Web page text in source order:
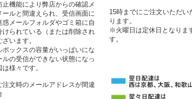
止機能により弊店からの確認メ
ールと間違えられ、受信画面に
惑メールフォルダやゴミ箱に自
けられている（または削除され
います。
ボックスの容量がいっぱいにな
ルの受信ができない状態になっ
様々です。
注文時のメールアドレスが間違
15時までにご注文いただ
ります。
※火曜日は定休日となりま
す。